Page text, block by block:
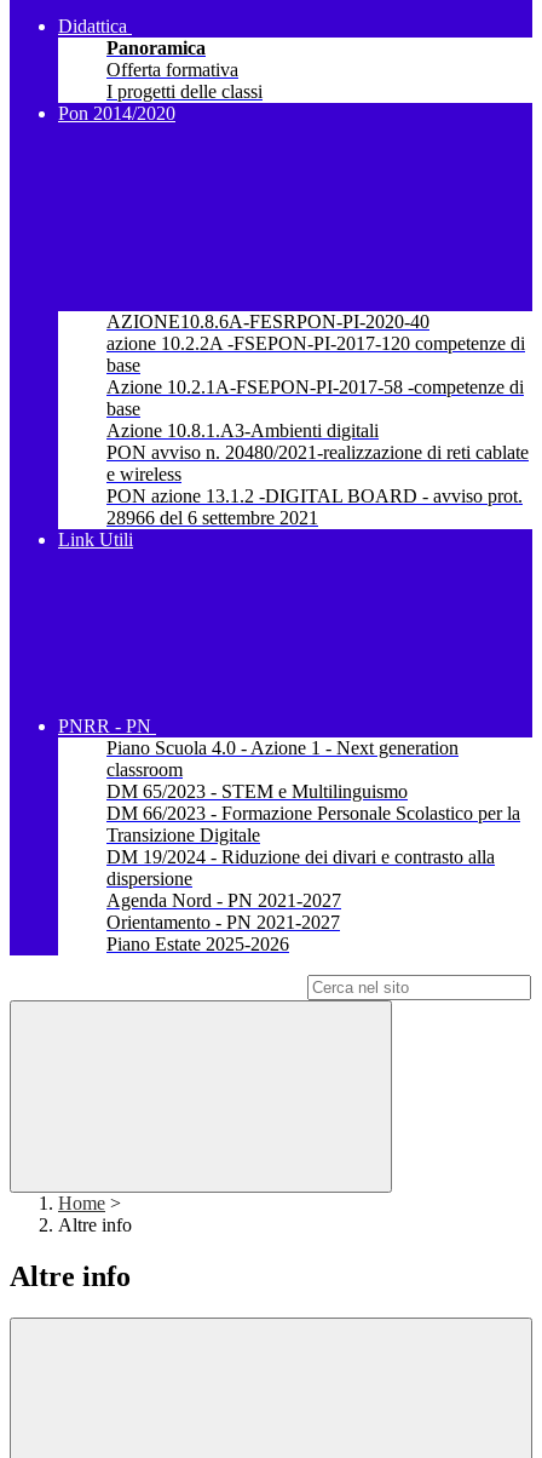
Didattica
Panoramica
Offerta formativa
I progetti delle classi
Pon 2014/2020
AZIONE10.8.6A-FESRPON-PI-2020-40
azione 10.2.2A -FSEPON-PI-2017-120 competenze di
base
Azione 10.2.1A-FSEPON-PI-2017-58 -competenze di
base
Azione 10.8.1.A3-Ambienti digitali
PON avviso n. 20480/2021-realizzazione di reti cablate
e wireless
PON azione 13.1.2 -DIGITAL BOARD - avviso prot.
28966 del 6 settembre 2021
Link Utili
PNRR - PN
Piano Scuola 4.0 - Azione 1 - Next generation
classroom
DM 65/2023 - STEM e Multilinguismo
DM 66/2023 - Formazione Personale Scolastico per la
Transizione Digitale
DM 19/2024 - Riduzione dei divari e contrasto alla
dispersione
Agenda Nord - PN 2021-2027
Orientamento - PN 2021-2027
Piano Estate 2025-2026
Home >
Altre info
Altre info